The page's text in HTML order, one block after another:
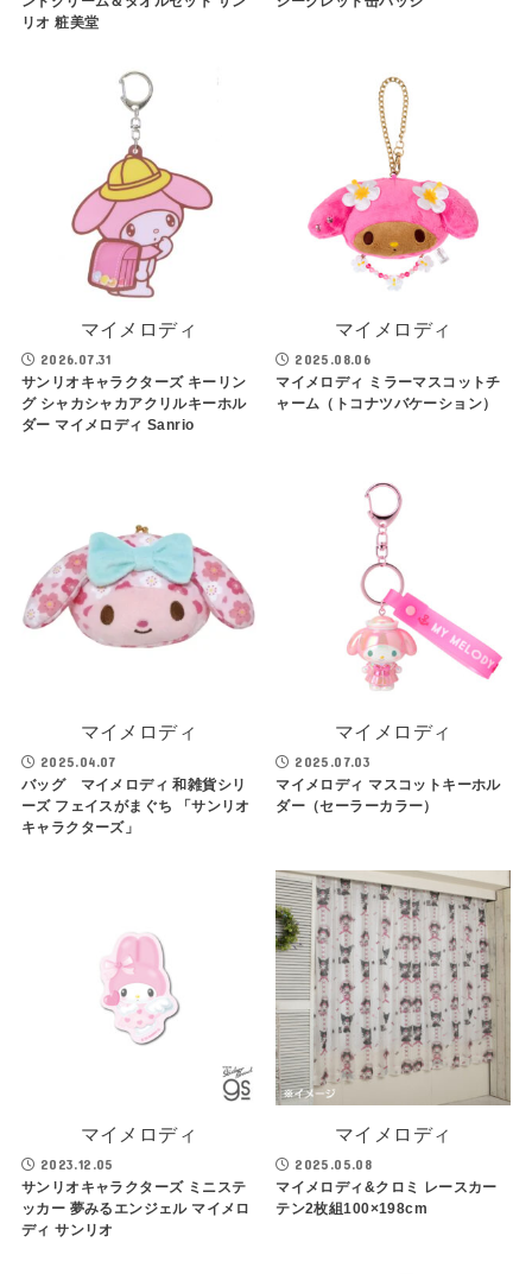
リオ 粧美堂
マイメロディ
2026.07.31
サンリオキャラクターズ キーリン
グ シャカシャカアクリルキーホル
ダー マイメロディ Sanrio
マイメロディ
2025.08.06
マイメロディ ミラーマスコットチ
ャーム（トコナツバケーション）
マイメロディ
2025.04.07
バッグ マイメロディ 和雑貨シリ
ーズ フェイスがまぐち 「サンリオ
キャラクターズ」
マイメロディ
2025.07.03
マイメロディ マスコットキーホル
ダー（セーラーカラー）
マイメロディ
2023.12.05
サンリオキャラクターズ ミニステ
ッカー 夢みるエンジェル マイメロ
ディ サンリオ
マイメロディ
2025.05.08
マイメロディ&クロミ レースカー
テン2枚組100×198cm